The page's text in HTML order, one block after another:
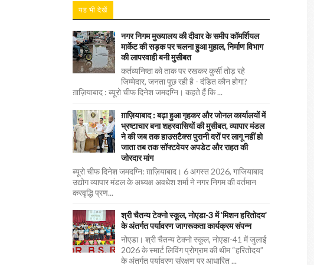
यह भी देखें
नगर निगम मुख्यालय की दीवार के समीप कॉमर्शियल
मार्केट की सड़क पर चलना हुआ मुहाल, निर्माण विभाग
की लापरवाही बनी मुसीबत
कर्तव्यनिष्ठा को ताक पर रखकर कुर्सी तोड़ रहे
जिम्मेदार, जनता पूछ रही है - दंडित कौन होगा?
ग़ाज़ियाबाद : ब्यूरो चीफ दिनेश जमदग्नि। कहते हैं कि ...
ग़ाज़ियाबाद : बढ़ा हुआ गृहकर और जोनल कार्यालयों में
भ्रष्टाचार बना शहरवासियों की मुसीबत, व्यापार मंडल
ने की जब तक हाउसटैक्स पुरानी दरों पर लागू नहीं हो
जाता तब तक सॉफ्टवेयर अपडेट और राहत की
जोरदार मांग
ब्यूरो चीफ दिनेश जमदग्नि: ग़ाज़ियाबाद। 6 अगस्त 2026, गाजियाबाद
उद्योग व्यापार मंडल के अध्यक्ष अवधेश शर्मा ने नगर निगम की वर्तमान
करवृद्धि प्रण...
श्री चैतन्य टेक्नो स्कूल, नोएडा-3 में ‘मिशन हरितोदय’
के अंतर्गत पर्यावरण जागरूकता कार्यक्रम संपन्न
नोएडा। श्री चैतन्य टेक्नो स्कूल, नोएडा-41 में जुलाई
2026 के स्मार्ट लिविंग प्रोग्राम की थीम “हरितोदय”
के अंतर्गत पर्यावरण संरक्षण पर आधारित ...